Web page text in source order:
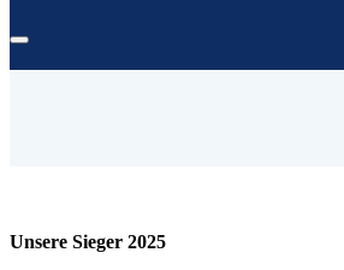
Unsere Sieger 2025